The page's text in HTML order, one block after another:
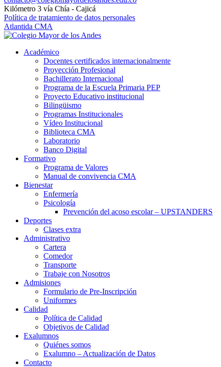
Kilómetro 3 vía Chía - Cajicá
Política de tratamiento de datos personales
Atlantida CMA
Académico
Docentes certificados internacionalmente
Proyección Profesional
Bachillerato Internacional
Programa de la Escuela Primaria PEP
Proyecto Educativo institucional
Bilingüismo
Programas Institucionales
Vídeo Institucional
Biblioteca CMA
Laboratorio
Banco Digital
Formativo
Programa de Valores
Manual de convivencia CMA
Bienestar
Enfermería
Psicología
Prevención del acoso escolar – UPSTANDERS
Deportes
Clases extra
Administrativo
Cartera
Comedor
Transporte
Trabaje con Nosotros
Admisiones
Formulario de Pre-Inscripción
Uniformes
Calidad
Política de Calidad
Objetivos de Calidad
Exalumnos
Quiénes somos
Exalumno – Actualización de Datos
Contacto